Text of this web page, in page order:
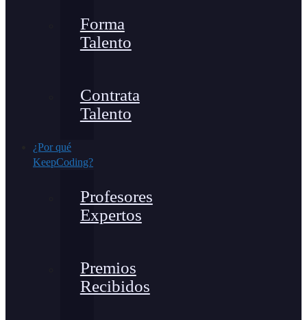
Forma
Talento
Contrata
Talento
¿Por qué
KeepCoding?
Profesores
Expertos
Premios
Recibidos